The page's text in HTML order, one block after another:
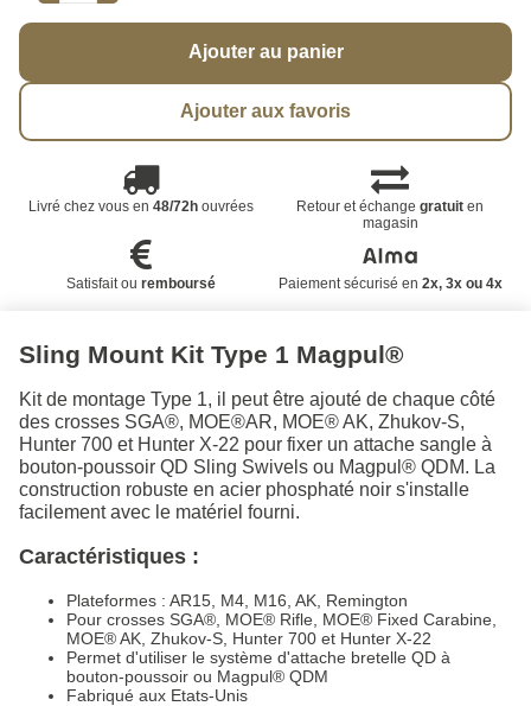
Ajouter au panier
Ajouter aux favoris
Livré chez vous en 48/72houvrées Retour et échangegratuit en
magasin
Satisfait ou remboursé Paiement sécurisé en 2x, 3x ou 4x
Sling Mount Kit Type 1 Magpul®
Kit de montage Type 1, il peut être ajouté de chaque côté
des crosses SGA®, MOE®AR, MOE® AK, Zhukov-S,
Hunter 700 et Hunter X-22 pour fixer un attache sangle à
bouton-poussoir QD Sling Swivels ou Magpul® QDM. La
construction robuste en acier phosphaté noir s'installe
facilement avec le matériel fourni.
Caractéristiques :
Plateformes : AR15, M4, M16, AK, Remington
Pour crosses SGA®, MOE® Rifle, MOE® Fixed Carabine,
MOE® AK, Zhukov-S, Hunter 700 et Hunter X-22
Permet d'utiliser le système d'attache bretelle QD à
bouton-poussoir ou Magpul® QDM
Fabriqué aux Etats-Unis